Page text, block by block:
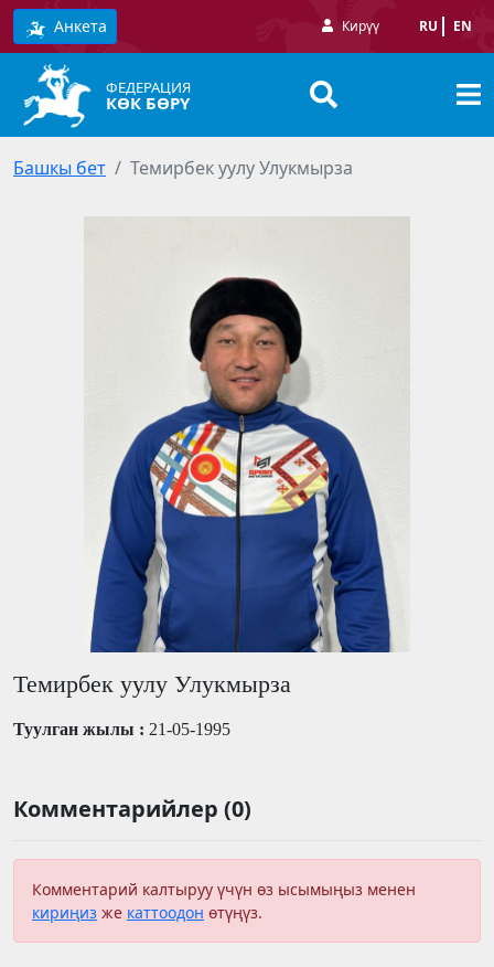
Анкета Кирүү RU EN
ФЕДЕРАЦИЯ
КӨК БӨРҮ
Башкы бет Темирбек уулу Улукмырза
Темирбек уулу Улукмырза
Туулган жылы : 21-05-1995
Комментарийлер (0)
Комментарий калтыруу үчүн өз ысымыңыз менен
кириңиз же каттоодон өтүңүз.